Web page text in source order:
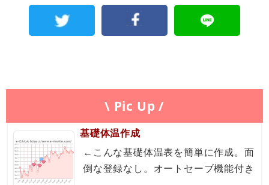
\ Pic Up /
基礎体温作成
←こんな基礎体温表を簡単に作成。面
倒な登録なし。オートセーブ機能付き